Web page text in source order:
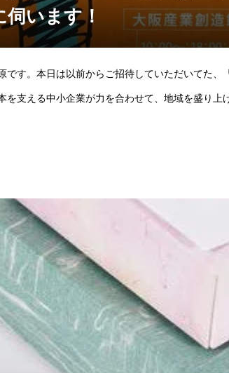
います！
です。本日は以前からご招待していただいてた、
を支える中小企業が力を合わせて、地域を盛り上